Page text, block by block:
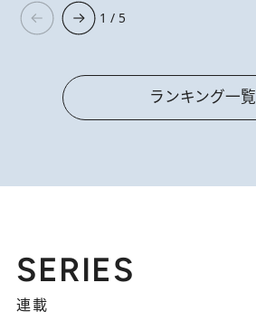
1 / 5
ランキング一覧
SERIES
連載